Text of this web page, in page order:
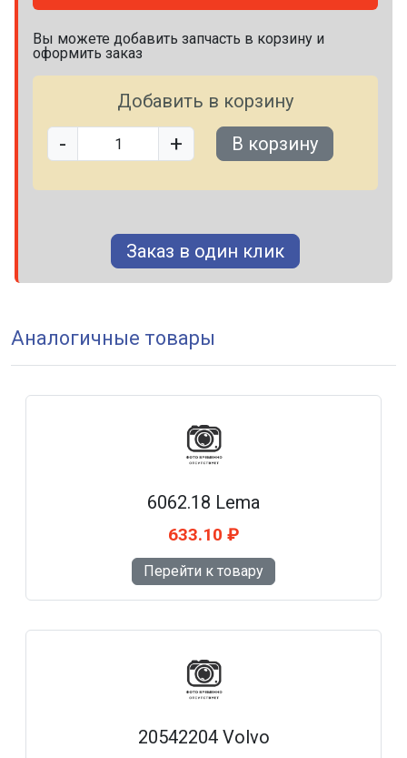
Вы можете добавить запчасть в корзину и
оформить заказ
Добавить в корзину
- + В корзину
Заказ в один клик
Аналогичные товары
6062.18 Lema
633.10 ₽
Перейти к товару
20542204 Volvo